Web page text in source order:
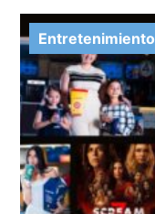
Entretenimiento